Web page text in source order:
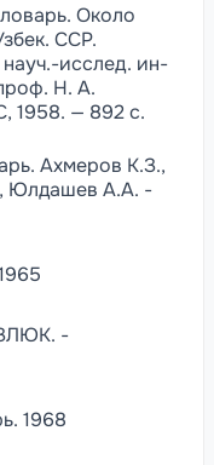
Около
ССР.
исслед. ин-
Н. А.
1958. — 892 с.
Ахмеров К.З.,
Юлдашев А.А. -
-
1968